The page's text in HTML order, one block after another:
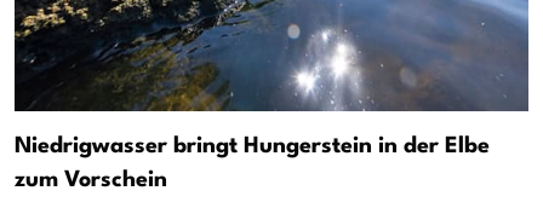
Niedrigwasser bringt Hungerstein in der Elbe
zum Vorschein